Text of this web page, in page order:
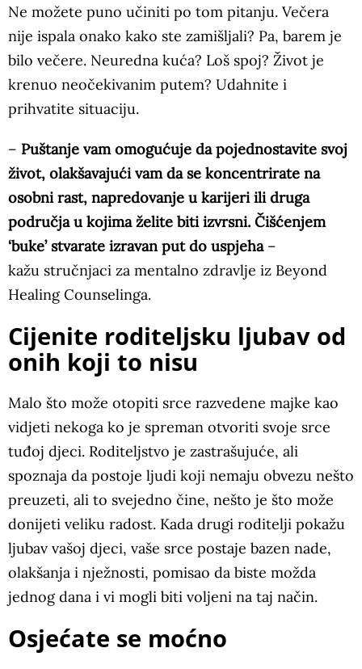
Ne možete puno učiniti po tom pitanju. Večera
nije ispala onako kako ste zamišljali? Pa, barem je
bilo večere. Neuredna kuća? Loš spoj? Život je
krenuo neočekivanim putem? Udahnite i
prihvatite situaciju.
– Puštanje vam omogućuje da pojednostavite svoj
život, olakšavajući vam da se koncentrirate na
osobni rast, napredovanje u karijeri ili druga
područja u kojima želite biti izvrsni. Čišćenjem
‘buke’ stvarate izravan put do uspjeha –
kažu stručnjaci za mentalno zdravlje iz Beyond
Healing Counselinga.
Cijenite roditeljsku ljubav od
onih koji to nisu
Malo što može otopiti srce razvedene majke kao
vidjeti nekoga ko je spreman otvoriti svoje srce
tuđoj djeci. Roditeljstvo je zastrašujuće, ali
spoznaja da postoje ljudi koji nemaju obvezu nešto
preuzeti, ali to svejedno čine, nešto je što može
donijeti veliku radost. Kada drugi roditelji pokažu
ljubav vašoj djeci, vaše srce postaje bazen nade,
olakšanja i nježnosti, pomisao da biste možda
jednog dana i vi mogli biti voljeni na taj način.
Osjećate se moćno